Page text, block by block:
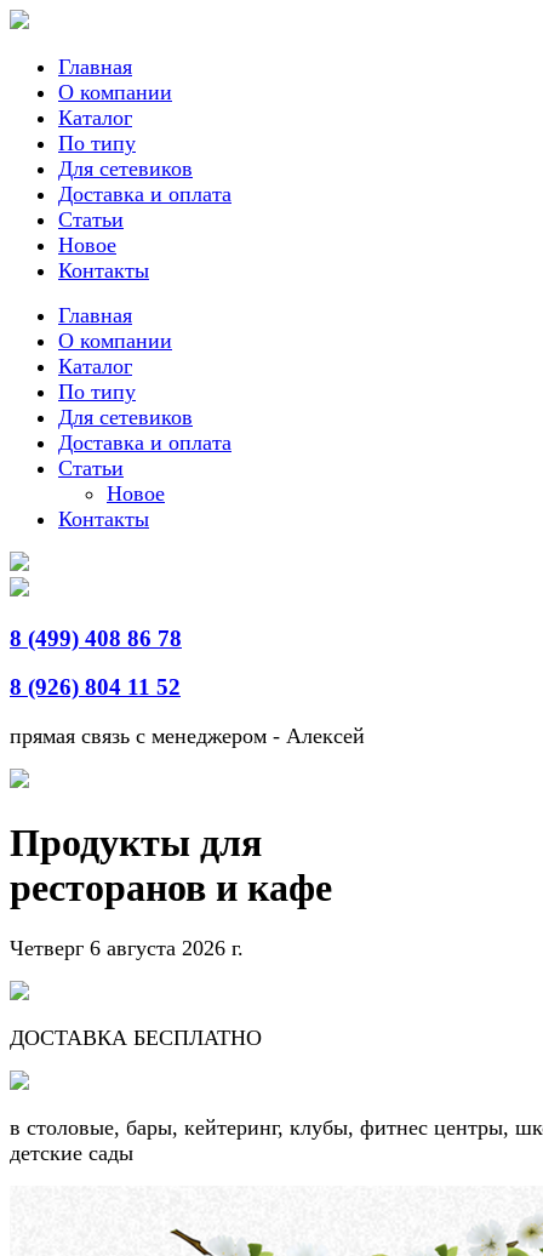
Главная
О компании
Каталог
По типу
Для сетевиков
Доставка и оплата
Статьи
Новое
Контакты
Главная
О компании
Каталог
По типу
Для сетевиков
Доставка и оплата
Статьи
Новое
Контакты
8 (499) 408 86 78
8 (926) 804 11 52
прямая связь с менеджером - Алексей
Продукты для
ресторанов и кафе
Четверг 6 августа 2026 г.
ДОСТАВКА БЕСПЛАТНО
в столовые, бары, кейтеринг, клубы, фитнес центры,
детские сады